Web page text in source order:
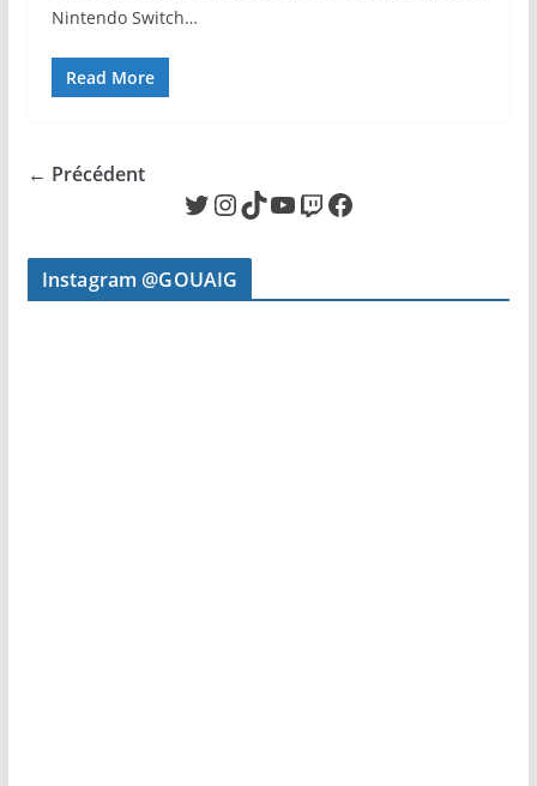
Nintendo Switch…
Read More
← Précédent
Twitter InstagramTikTok YouTube Twitch Facebook
Instagram @GOUAIG